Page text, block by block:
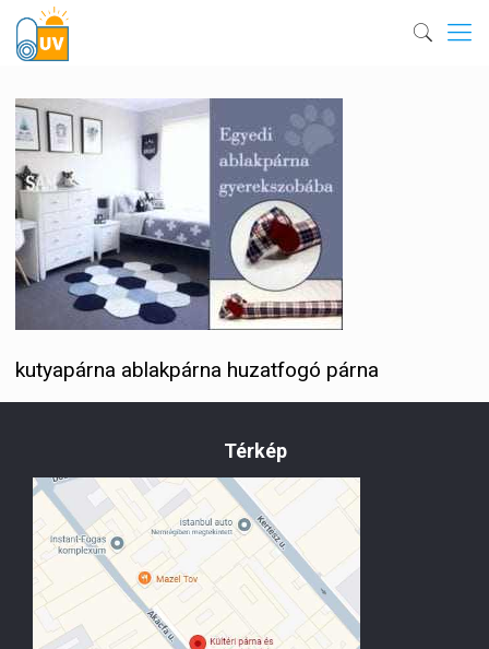
kutyapárna ablakpárna huzatfogó párna
Térkép